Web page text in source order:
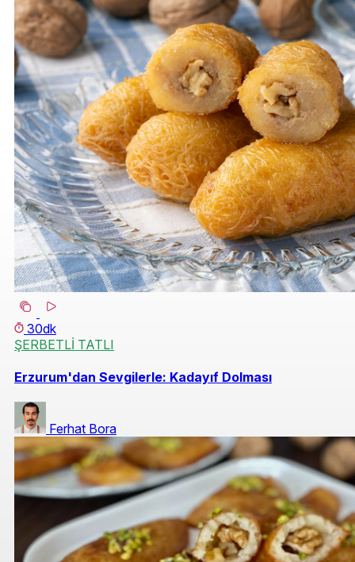
30dk
ŞERBETLİ TATLI
Erzurum'dan Sevgilerle: Kadayıf Dolması
Ferhat Bora